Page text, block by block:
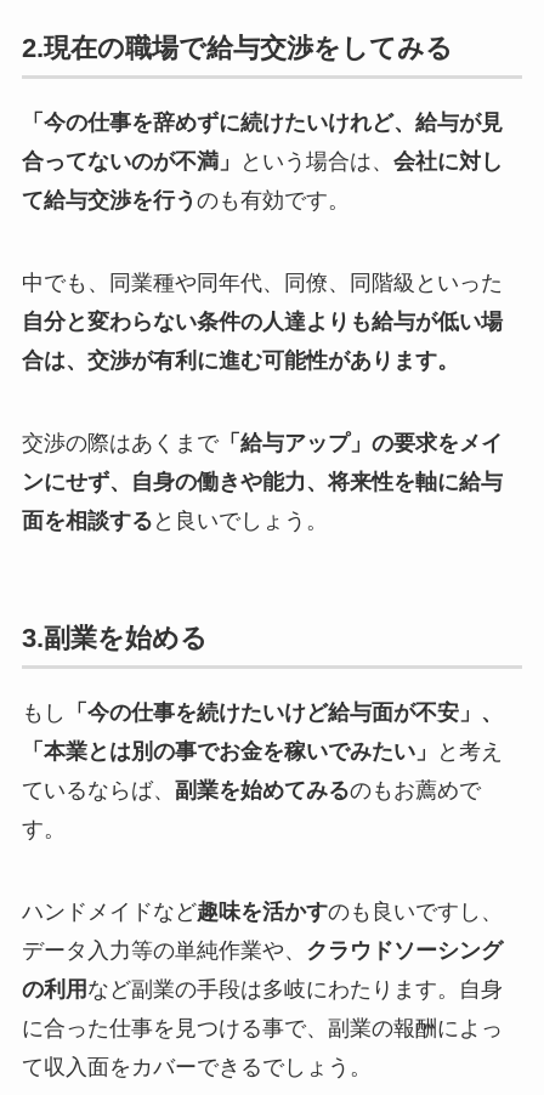
2.現在の職場で給与交渉をしてみる
「今の仕事を辞めずに続けたいけれど、給与が見
合ってないのが不満」
という場合は、 会社に対し
て給与交渉を行う のも有効です。
中でも、同業種や同年代、同僚、同階級といった
自分と変わらない条件の人達よりも給与が低い場
合は、交渉が有利に進む可能性があります。
交渉の際はあくまで「給与アップ」の要求をメイ
ンにせず、自身の働きや能力、将来性を軸に給与
面を相談する と良いでしょう。
3.副業を始める
もし
「今の仕事を続けたいけど給与面が不安」、
「本業とは別の事でお金を稼いでみたい」
と考え
ているならば、 副業を始めてみるのもお薦めで
す。
ハンドメイドなど趣味を活かすのも良いですし、
データ入力等の単純作業や、 クラウドソーシング
の利用 など副業の手段は多岐にわたります。自身
に合った仕事を見つける事で、副業の報酬によっ
て収入面をカバーできるでしょう。